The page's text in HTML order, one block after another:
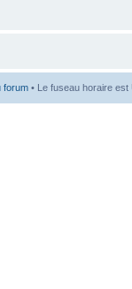
forum • Le fuseau horaire est